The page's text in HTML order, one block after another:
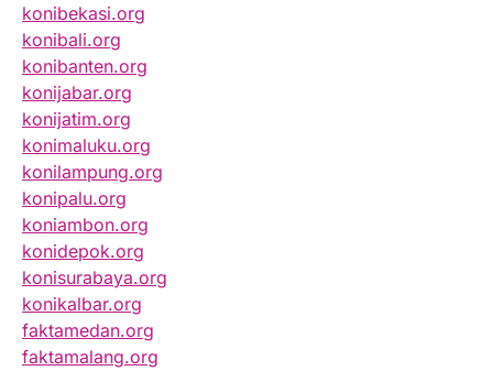
konibekasi.org
konibali.org
konibanten.org
konijabar.org
konijatim.org
konimaluku.org
konilampung.org
konipalu.org
koniambon.org
konidepok.org
konisurabaya.org
konikalbar.org
faktamedan.org
faktamalang.org